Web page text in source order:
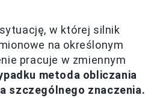
w której silnik
na określonym
pracuje w zmiennym
metoda obliczania
szczególnego znaczenia.